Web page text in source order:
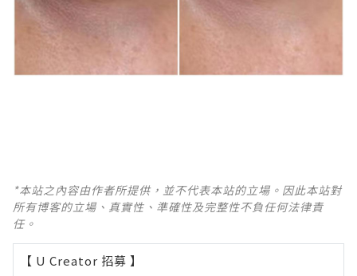
*本站之內容由作者所提供，並不代表本站的立場。因此本站對
所有博客的立場、真實性、準確性及完整性不負任何法律責
任。
【 U Creator 招募 】